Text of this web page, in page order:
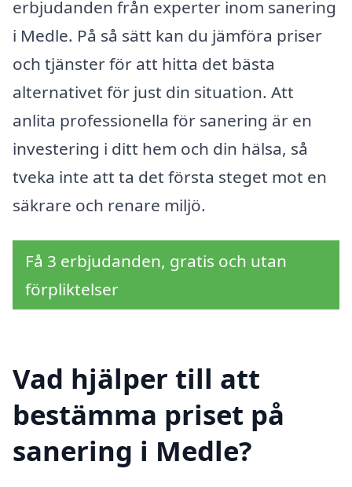
erbjudanden från experter inom sanering
i Medle. På så sätt kan du jämföra priser
och tjänster för att hitta det bästa
alternativet för just din situation. Att
anlita professionella för sanering är en
investering i ditt hem och din hälsa, så
tveka inte att ta det första steget mot en
säkrare och renare miljö.
Få 3 erbjudanden, gratis och utan
förpliktelser
Vad hjälper till att
bestämma priset på
sanering i Medle?